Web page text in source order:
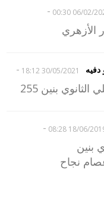
06/02/2022
-
الأزهري
دفيه 30/05/2021 18:12
-
بنين 255
18/06/2019
-
بنين
نجاح